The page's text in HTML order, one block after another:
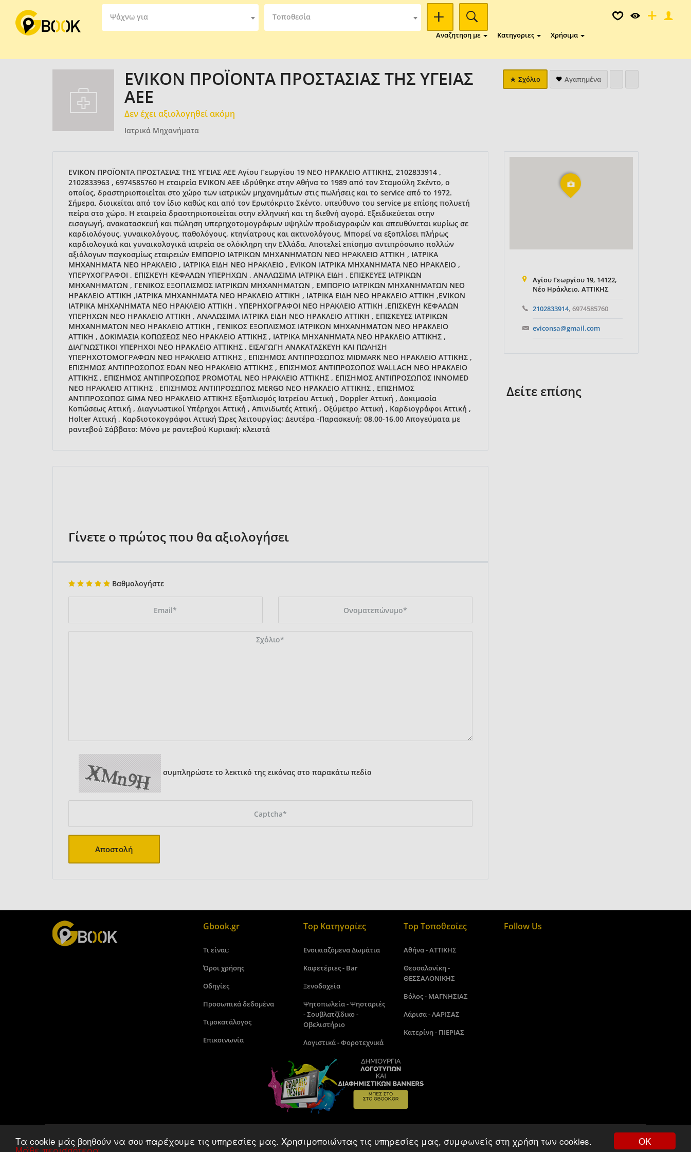
ΟΚ
Τα cookie μάς βοηθούν να σου παρέχουμε τις υπηρεσίες μας. Χρησιμοποιώντας τις υπηρεσίες μας, συμφωνείς στη χρήση των cookies.
Ψάχνω για Τοποθεσία
Αναζητηση με Κατηγοριες Χρήσιμα
EVIKON ΠΡΟΪΟΝΤΑ ΠΡΟΣΤΑΣΙΑΣ ΤΗΣ ΥΓΕΙΑΣ
ΑΕΕ
Δεν έχει αξιολογηθεί ακόμη
Ιατρικά Μηχανήματα
Σχόλιο Αγαπημένα
EVIKON ΠΡΟΪΟΝΤΑ ΠΡΟΣΤΑΣΙΑΣ ΤΗΣ ΥΓΕΙΑΣ ΑΕΕ Αγίου Γεωργίου 19 ΝΕΟ ΗΡΑΚΛΕΙΟ ΑΤΤΙΚΗΣ, 2102833914 ,
2102833963 , 6974585760 Η εταιρεία EVIKON AEE ιδρύθηκε στην Αθήνα το 1989 από τον Σταμούλη Σκέντο, ο
οποίος, δραστηριοποιείται στο χώρο των ιατρικών μηχανημάτων στις πωλήσεις και το service από το 1972.
Σήμερα, διοικείται από τον ίδιο καθώς και από τον Ερωτόκριτο Σκέντο, υπεύθυνο του service με επίσης πολυετή
πείρα στο χώρο. Η εταιρεία δραστηριοποιείται στην ελληνική και τη διεθνή αγορά. Εξειδικεύεται στην
εισαγωγή, ανακατασκευή και πώληση υπερηχοτομογράφων υψηλών προδιαγραφών και απευθύνεται κυρίως σε
καρδιολόγους, γυναικολόγους, παθολόγους, κτηνίατρους και ακτινολόγους. Μπορεί να εξοπλίσει πλήρως
καρδιολογικά και γυναικολογικά ιατρεία σε ολόκληρη την Ελλάδα. Αποτελεί επίσημο αντιπρόσωπο πολλών
αξιόλογων παγκοσμίως εταιρειών ΕΜΠΟΡΙΟ ΙΑΤΡΙΚΩΝ ΜΗΧΑΝΗΜΑΤΩΝ ΝΕΟ ΗΡΑΚΛΕΙΟ ΑΤΤΙΚΗ , ΙΑΤΡΙΚΑ
ΜΗΧΑΝΗΜΑΤΑ ΝΕΟ ΗΡΑΚΛΕΙΟ , ΙΑΤΡΙΚΑ ΕΙΔΗ ΝΕΟ ΗΡΑΚΛΕΙΟ , EVIKON ΙΑΤΡΙΚΑ ΜΗΧΑΝΗΜΑΤΑ ΝΕΟ ΗΡΑΚΛΕΙΟ ,
ΥΠΕΡΥΧΟΓΡΑΦΟΙ , ΕΠΙΣΚΕΥΗ ΚΕΦΑΛΩΝ ΥΠΕΡΗΧΩΝ , ΑΝΑΛΩΣΙΜΑ ΙΑΤΡΙΚΑ ΕΙΔΗ , ΕΠΙΣΚΕΥΕΣ ΙΑΤΡΙΚΩΝ
ΜΗΧΑΝΗΜΑΤΩΝ , ΓΕΝΙΚΟΣ ΕΞΟΠΛΙΣΜΟΣ ΙΑΤΡΙΚΩΝ ΜΗΧΑΝΗΜΑΤΩΝ , ΕΜΠΟΡΙΟ ΙΑΤΡΙΚΩΝ ΜΗΧΑΝΗΜΑΤΩΝ ΝΕΟ
ΗΡΑΚΛΕΙΟ ΑΤΤΙΚΗ ,ΙΑΤΡΙΚΑ ΜΗΧΑΝΗΜΑΤΑ ΝΕΟ ΗΡΑΚΛΕΙΟ ΑΤΤΙΚΗ , ΙΑΤΡΙΚΑ ΕΙΔΗ ΝΕΟ ΗΡΑΚΛΕΙΟ ΑΤΤΙΚΗ ,EVIKON
ΙΑΤΡΙΚΑ ΜΗΧΑΝΗΜΑΤΑ ΝΕΟ ΗΡΑΚΛΕΙΟ ΑΤΤΙΚΗ , ΥΠΕΡΗΧΟΓΡΑΦΟΙ ΝΕΟ ΗΡΑΚΛΕΙΟ ΑΤΤΙΚΗ ,ΕΠΙΣΚΕΥΗ ΚΕΦΑΛΩΝ
ΥΠΕΡΗΧΩΝ ΝΕΟ ΗΡΑΚΛΕΙΟ ΑΤΤΙΚΗ , ΑΝΑΛΩΣΙΜΑ ΙΑΤΡΙΚΑ ΕΙΔΗ ΝΕΟ ΗΡΑΚΛΕΙΟ ΑΤΤΙΚΗ , ΕΠΙΣΚΕΥΕΣ ΙΑΤΡΙΚΩΝ
ΜΗΧΑΝΗΜΑΤΩΝ ΝΕΟ ΗΡΑΚΛΕΙΟ ΑΤΤΙΚΗ , ΓΕΝΙΚΟΣ ΕΞΟΠΛΙΣΜΟΣ ΙΑΤΡΙΚΩΝ ΜΗΧΑΝΗΜΑΤΩΝ ΝΕΟ ΗΡΑΚΛΕΙΟ
ΑΤΤΙΚΗ , ΔΟΚΙΜΑΣΙΑ ΚΟΠΩΣΕΩΣ ΝΕΟ ΗΡΑΚΛΕΙΟ ΑΤΤΙΚΗΣ , ΙΑΤΡΙΚΑ ΜΗΧΑΝΗΜΑΤΑ ΝΕΟ ΗΡΑΚΛΕΙΟ ΑΤΤΙΚΗΣ ,
ΔΙΑΓΝΩΣΤΙΚΟΙ ΥΠΕΡΗΧΟΙ ΝΕΟ ΗΡΑΚΛΕΙΟ ΑΤΤΙΚΗΣ , ΕΙΣΑΓΩΓΗ ΑΝΑΚΑΤΑΣΚΕΥΗ ΚΑΙ ΠΩΛΗΣΗ
ΥΠΕΡΗΧΟΤΟΜΟΓΡΑΦΩΝ ΝΕΟ ΗΡΑΚΛΕΙΟ ΑΤΤΙΚΗΣ , ΕΠΙΣΗΜΟΣ ΑΝΤΙΠΡΟΣΩΠΟΣ MIDMARK ΝΕΟ ΗΡΑΚΛΕΙΟ ΑΤΤΙΚΗΣ ,
ΕΠΙΣΗΜΟΣ ΑΝΤΙΠΡΟΣΩΠΟΣ EDAN ΝΕΟ ΗΡΑΚΛΕΙΟ ΑΤΤΙΚΗΣ , ΕΠΙΣΗΜΟΣ ΑΝΤΙΠΡΟΣΩΠΟΣ WALLACH ΝΕΟ ΗΡΑΚΛΕΙΟ
ΑΤΤΙΚΗΣ , ΕΠΙΣΗΜΟΣ ΑΝΤΙΠΡΟΣΩΠΟΣ PROMOTAL ΝΕΟ ΗΡΑΚΛΕΙΟ ΑΤΤΙΚΗΣ , ΕΠΙΣΗΜΟΣ ΑΝΤΙΠΡΟΣΩΠΟΣ INNOMED
ΝΕΟ ΗΡΑΚΛΕΙΟ ΑΤΤΙΚΗΣ , ΕΠΙΣΗΜΟΣ ΑΝΤΙΠΡΟΣΩΠΟΣ MERGO ΝΕΟ ΗΡΑΚΛΕΙΟ ΑΤΤΙΚΗΣ , ΕΠΙΣΗΜΟΣ
ΑΝΤΙΠΡΟΣΩΠΟΣ GIMA ΝΕΟ ΗΡΑΚΛΕΙΟ ΑΤΤΙΚΗΣ Εξοπλισμός Ιατρείου Αττική , Doppler Αττική , Δοκιμασία
Κοπώσεως Αττική , Διαγνωστικοί Υπέρηχοι Αττική , Απινιδωτές Αττική , Οξύμετρο Αττική , Καρδιογράφοι Αττική ,
Holter Αττική , Καρδιοτοκογράφοι Αττική Ώρες λειτουργίας: Δευτέρα -Παρασκευή: 08.00-16.00 Απογεύματα με
ραντεβού Σάββατο: Μόνο με ραντεβού Κυριακή: κλειστά
Γίνετε ο πρώτος που θα αξιολογήσει
Βαθμολογήστε
συμπληρώστε το λεκτικό της εικόνας στο παρακάτω πεδίο
Αποστολή
Αγίου Γεωργίου 19, 14122,
Νέο Ηράκλειο, ΑΤΤΙΚΗΣ
2102833914, 6974585760
eviconsa@gmail.com
Δείτε επίσης
Gbook.gr
Τι είναι;
Όροι χρήσης
Οδηγίες
Προσωπικά δεδομένα
Τιμοκατάλογος
Επικοινωνία
Top Κατηγορίες
Ενοικιαζόμενα Δωμάτια
Καφετέριες - Bar
Ξενοδοχεία
Ψητοπωλεία - Ψησταριές
- Σουβλατζίδικο -
Οβελιστήριο
Λογιστικά - Φοροτεχνικά
Top Τοποθεσίες
Αθήνα - ΑΤΤΙΚΗΣ
Θεσσαλονίκη -
ΘΕΣΣΑΛΟΝΙΚΗΣ
Βόλος - ΜΑΓΝΗΣΙΑΣ
Λάρισα - ΛΑΡΙΣΑΣ
Κατερίνη - ΠΙΕΡΙΑΣ
Follow Us
Gbook.gr©2018 - 2026. Made by kamitare.com